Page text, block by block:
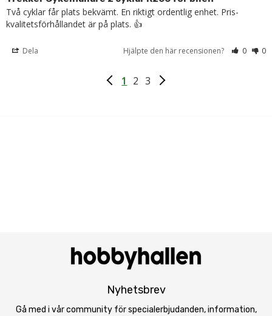
Två cyklar får plats bekvämt. En riktigt ordentlig enhet. Pris-
kvalitetsförhållandet är på plats. 👍
Dela Hjälpte den här recensionen? 0 0
1 2 3
Nyhetsbrev
Gå med i vår community för specialerbjudanden, information,